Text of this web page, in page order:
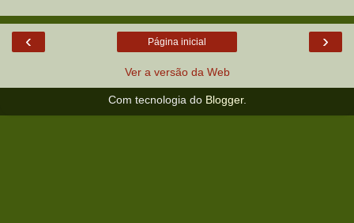
‹ ›
Página inicial
Ver a versão da Web
Com tecnologia do Blogger.